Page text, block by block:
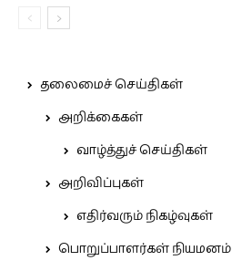
தலைமைச் செய்திகள்
அறிக்கைகள்
வாழ்த்துச் செய்திகள்
அறிவிப்புகள்
எதிர்வரும் நிகழ்வுகள்
பொறுப்பாளர்கள் நியமனம்